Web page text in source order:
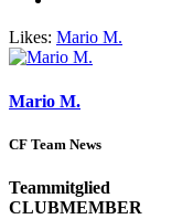
Likes: Mario M.
Mario M.
CF Team News
Teammitglied
CLUBMEMBER